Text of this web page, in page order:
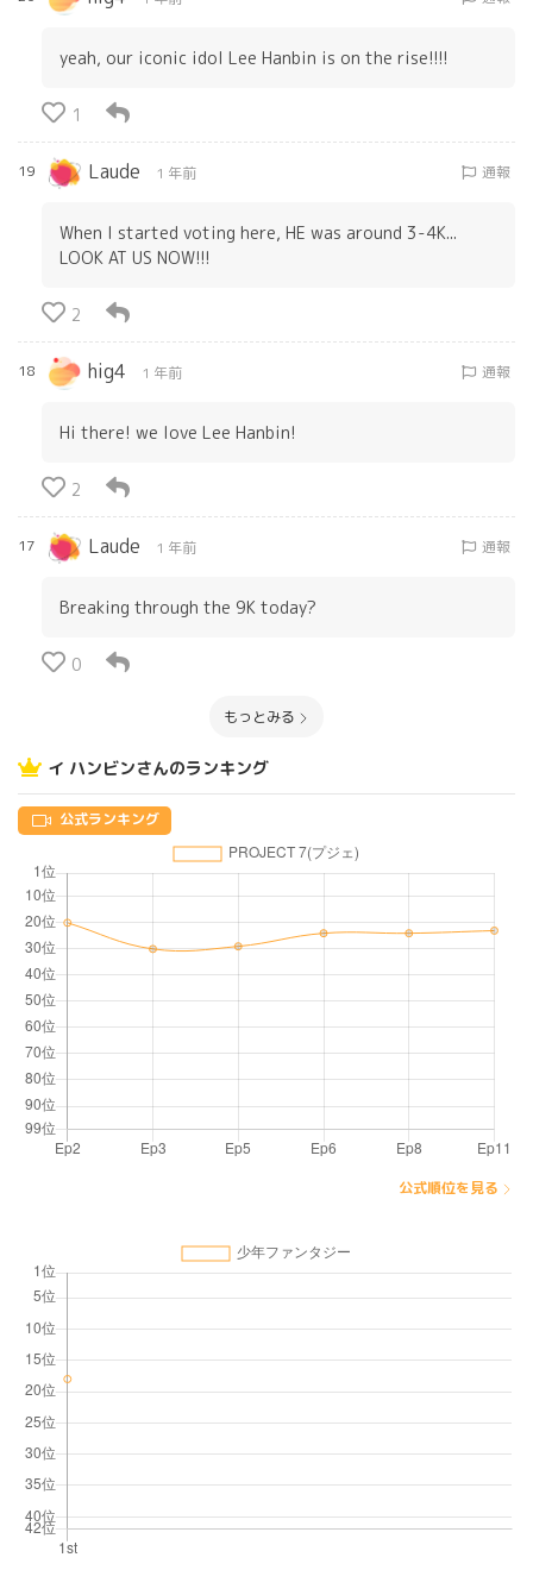
yeah, our iconic idol Lee Hanbin is on the rise!!!!
1
19 Laude 1 年前 通報
When I started voting here, HE was around 3-4K...
LOOK AT US NOW!!!
2
18 hig4 1 年前 通報
Hi there! we love Lee Hanbin!
2
17 Laude 1 年前 通報
Breaking through the 9K today?
0
もっとみる
イ ハンビンさんのランキング
公式ランキング
公式順位を見る